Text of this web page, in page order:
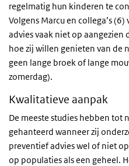
regelmatig hun kinderen te
Volgens Marcu en collega’s
advies vaak niet op aangezien
hoe zij willen genieten van de
geen lange broek of lange
zomerdag).
Kwalitatieve aanpak
De meeste studies hebben tot
gehanteerd wanneer zij
preventief advies wel of niet
op populaties als een geheel.